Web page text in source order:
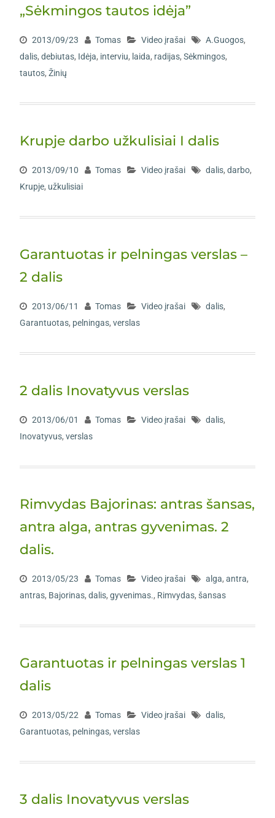
„Sėkmingos tautos idėja”
2013/09/23 Tomas Video įrašai A.Guogos,
dalis, debiutas, Idėja, interviu, laida, radijas, Sėkmingos,
tautos, Žinių
Krupje darbo užkulisiai I dalis
2013/09/10 Tomas Video įrašai dalis, darbo,
Krupje, užkulisiai
Garantuotas ir pelningas verslas –
2 dalis
2013/06/11 Tomas Video įrašai dalis,
Garantuotas, pelningas, verslas
2 dalis Inovatyvus verslas
2013/06/01 Tomas Video įrašai dalis,
Inovatyvus, verslas
Rimvydas Bajorinas: antras šansas,
antra alga, antras gyvenimas. 2
dalis.
2013/05/23 Tomas Video įrašai alga, antra,
antras, Bajorinas, dalis, gyvenimas., Rimvydas, šansas
Garantuotas ir pelningas verslas 1
dalis
2013/05/22 Tomas Video įrašai dalis,
Garantuotas, pelningas, verslas
3 dalis Inovatyvus verslas